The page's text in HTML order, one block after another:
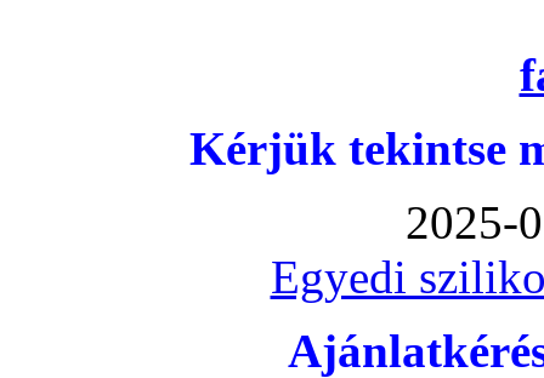
Kérjük tekintse
2025-
Egyedi